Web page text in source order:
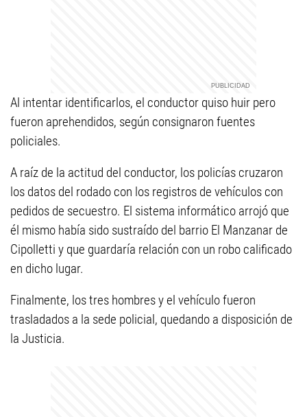
Al intentar identificarlos, el conductor quiso huir pero
fueron aprehendidos, según consignaron fuentes
policiales.
A raíz de la actitud del conductor, los policías cruzaron
los datos del rodado con los registros de vehículos con
pedidos de secuestro. El sistema informático arrojó que
él mismo había sido sustraído del barrio El Manzanar de
Cipolletti y que guardaría relación con un robo calificado
en dicho lugar.
Finalmente, los tres hombres y el vehículo fueron
trasladados a la sede policial, quedando a disposición de
la Justicia.